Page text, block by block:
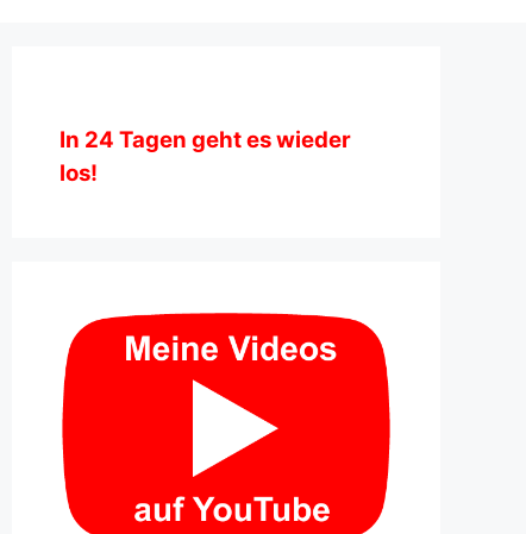
In 24 Tagen geht es wieder
los!